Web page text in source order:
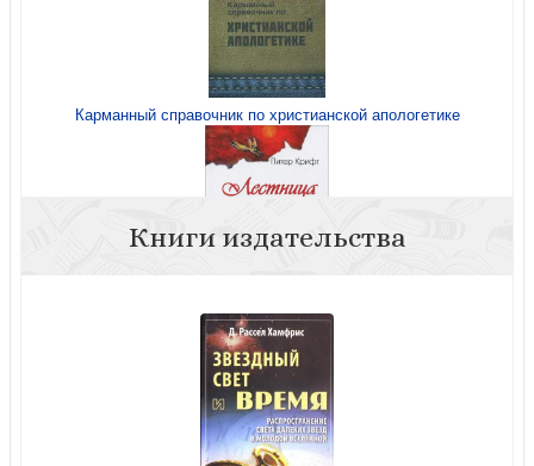
Карманный справочник по христианской апологетике
Лестница Иакова. Десять шагов к истине
Книги издательства